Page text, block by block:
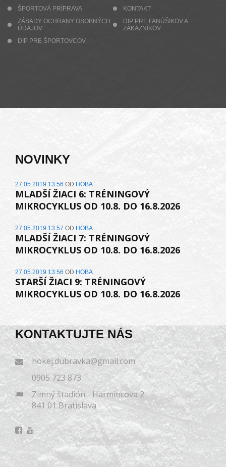
ŠPORTOVÁ PRÍPRAVA
KONTAKT
ZÁSADY OCHRANY OSOBNÝCH
ÚDAJOV
DIP PRE FANÚŠIKOV A
ZÁKAZNÍKOV
DIP PRE ŠPORTOVCOV
NOVINKY
27.05.2019 13:56 OD HOBA
MLADŠÍ ŽIACI 6: TRÉNINGOVÝ
MIKROCYKLUS OD 10.8. DO 16.8.2026
27.05.2019 13:57 OD HOBA
MLADŠÍ ŽIACI 7: TRÉNINGOVÝ
MIKROCYKLUS OD 10.8. DO 16.8.2026
27.05.2019 13:56 OD HOBA
STARŠÍ ŽIACI 9: TRÉNINGOVÝ
MIKROCYKLUS OD 10.8. DO 16.8.2026
KONTAKTUJTE NÁS
hokej.dubravka@gmail.com
0905 723 873
Zimný štadión - Harmincova 2
841 01 Bratislava